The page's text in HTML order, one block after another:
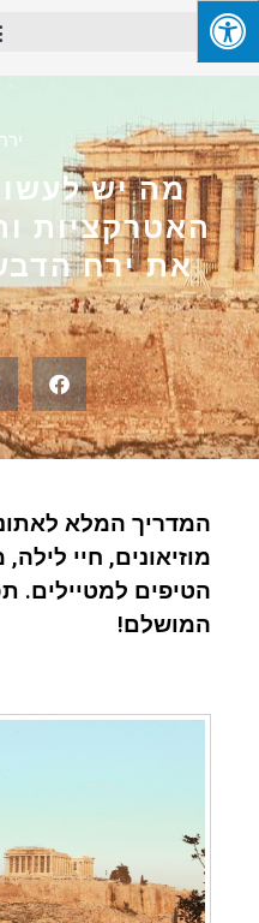
ירח
מה יש לעשות
האטרקציות
את ירח הדבש
המדריך המלא
מוזיאונים, חיי לילה,
הטיפים למטיילים.
המושלם!